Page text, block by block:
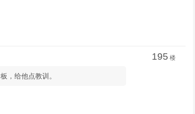
195 楼
，给他点教训。